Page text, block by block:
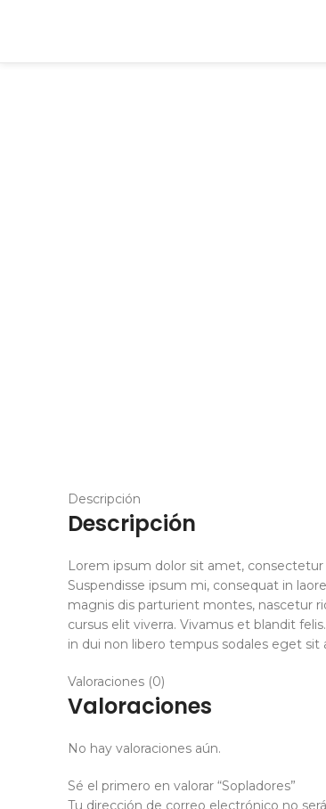
Descripción
Descripción
Lorem ipsum dolor sit amet,
Suspendisse ipsum mi, consequat in
magnis dis parturient montes, nascetur
cursus elit viverra. Vivamus et blandit
in dui non libero tempus sodales eget
Valoraciones (0)
Valoraciones
No hay valoraciones aún.
Sé el primero en valorar “Sopladores”
Tu dirección de correo electrónico no